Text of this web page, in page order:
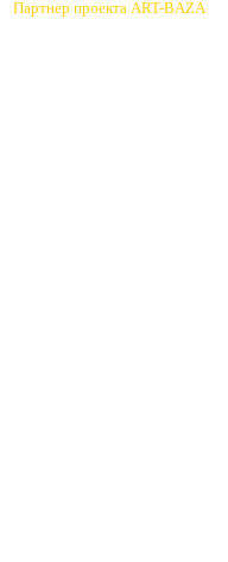
Партнер проекта ART-BAZA